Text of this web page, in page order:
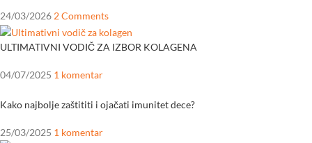
24/03/2026 2 Comments
ULTIMATIVNI VODIČ ZA IZBOR KOLAGENA
04/07/2025 1 komentar
Kako najbolje zaštititi i ojačati imunitet dece?
25/03/2025 1 komentar